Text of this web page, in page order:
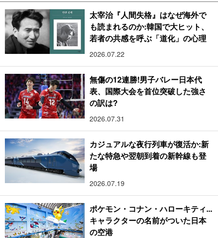
太宰治『人間失格』はなぜ海外で
も読まれるのか:韓国で大ヒット、
若者の共感を呼ぶ「道化」の心理
2026.07.22
無傷の12連勝!男子バレー日本代
表、国際大会を首位突破した強さ
の訳は?
2026.07.31
カジュアルな夜行列車が復活か:新
たな特急や翌朝到着の新幹線も登
場
2026.07.19
ポケモン・コナン・ハローキティ...
キャラクターの名前がついた日本
の空港